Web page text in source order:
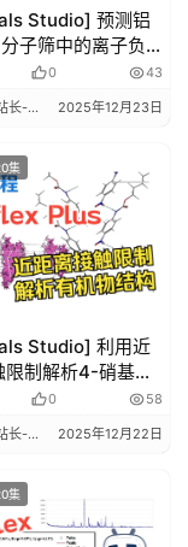
Studio] 预测铝
子筛中的离子负
计算 华算科技
0 43
算科技 2025年12月23日
集
Studio] 利用近
限制解析4-硝基苯
甲酸乙酯的结构 |
华算科技
0 58
算科技 2025年12月22日
集